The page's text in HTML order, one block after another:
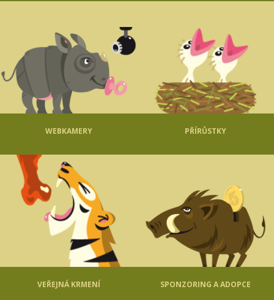
WEBKAMERY PŘÍRŮSTKY
VEŘEJNÁ KRMENÍ SPONZORING A ADOPCE